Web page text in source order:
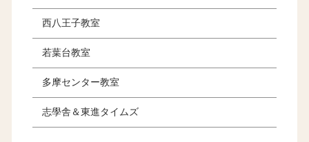
西八王子教室
若葉台教室
多摩センター教室
志學舎＆東進タイムズ